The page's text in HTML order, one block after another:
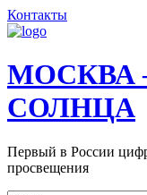
Контакты
МОСКВА
СОЛНЦА
Первый в России
просвещения